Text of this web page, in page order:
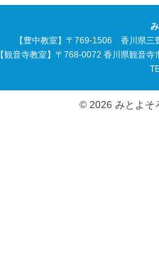
【豊中教室】〒769-1506 香川県
【観音寺教室】〒768-0072 香川県観音
© 2026 みとよそ